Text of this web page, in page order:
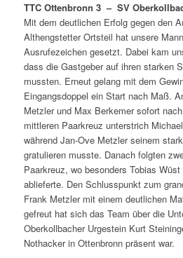
TTC Ottenbronn 3 – SV
Mit dem deutlichen Erfolg gegen den
Althengstetter Ortsteil hat unsere
Ausrufezeichen gesetzt. Dabei kam
dass die Gastgeber auf ihren starken
mussten. Erneut gelang mit dem
Eingangsdoppel ein Start nach Maß.
Metzler und Max Berkemer sofort
mittleren Paarkreuz unterstrich
während Jan-Ove Metzler seinem
gratulieren musste. Danach folgten
Paarkreuz, wo besonders Tobias
ablieferte. Den Schlusspunkt zum
Frank Metzler mit einem deutlichen
gefreut hat sich das Team über die
Oberkollbacher Urgestein Kurt
Nothacker in Ottenbronn präsent war.